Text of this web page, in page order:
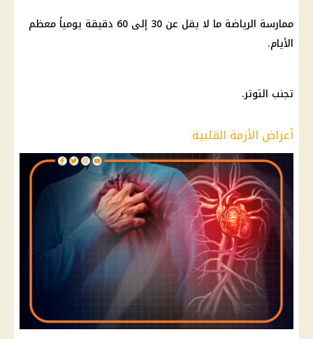
ممارسة الرياضة ما لا يقل عن 30 إلى 60 دقيقة يومياً معظم
الأيام.
تجنب التوتر.
أعراض الأزمة القلبية